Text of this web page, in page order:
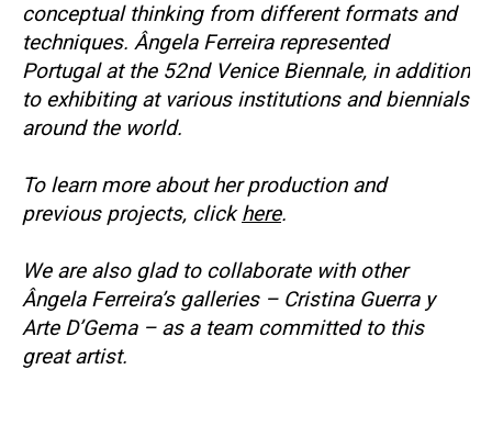
conceptual thinking from different formats and
techniques. Ângela Ferreira represented
Portugal at the 52nd Venice Biennale, in addition
to exhibiting at various institutions and biennials
around the world.
To learn more about her production and
previous projects, clickhere.
We are also glad to collaborate with other
Ângela Ferreira’s galleries – Cristina Guerra y
Arte D’Gema – as a team committed to this
great artist.